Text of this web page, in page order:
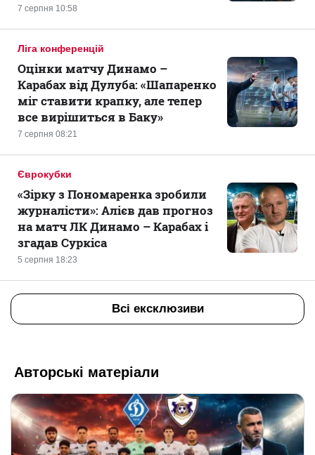
7 серпня 10:58
Ліга конференцій
7 серпня 08:21
Оцінки матчу Динамо –
Карабах від Дулуба: «Шапаренко
міг ставити крапку, але тепер
все вирішиться в Баку»
Єврокубки
5 серпня 18:23
«Зірку з Пономаренка зробили
журналісти»: Алієв дав прогноз
на матч ЛК Динамо – Карабах і
згадав Суркіса
Всі ексклюзиви
Авторські матеріали